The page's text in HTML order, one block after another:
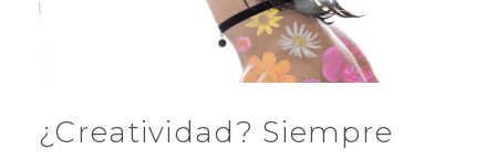
¿Creatividad? Siempre